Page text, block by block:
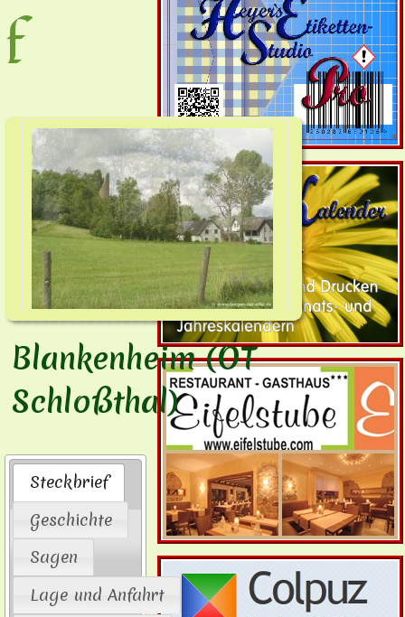
f
Blankenheim (OT
Schloßthal)
Steckbrief
Geschichte
Sagen
Lage und Anfahrt